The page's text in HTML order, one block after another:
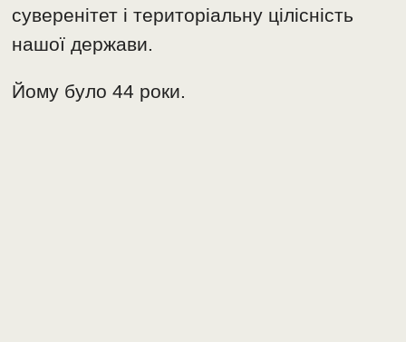
суверенітет і територіальну цілісність
нашої держави.
Йому було 44 роки.